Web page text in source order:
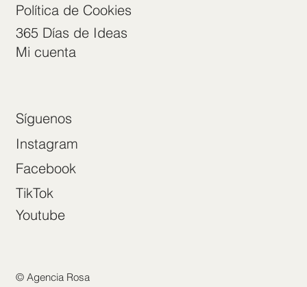
Política de Cookies
Mi cuenta
365 Días de Ideas
Síguenos
Instagram
Facebook
TikTok
Youtube
© Agencia Rosa